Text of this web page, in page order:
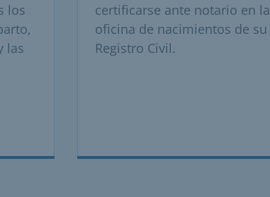
los
las
certificarse ante notario en la
oficina de nacimientos de su
Registro Civil.